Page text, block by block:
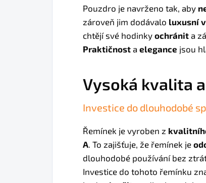
Pouzdro je navrženo tak, aby
zároveň jim dodávalo luxusní
chtějí své hodinky ochránit a
Praktičnost a elegance jsou
Vysoká kvalita
Investice do dlouhodobé
Řemínek je vyroben z
A. To zajišťuje, že řemínek je
dlouhodobé používání bez
Investice do tohoto řemínku